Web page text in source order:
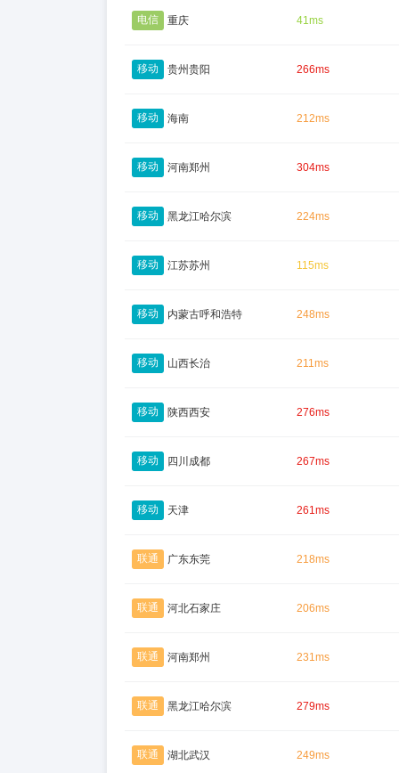
电信 重庆 41ms
移动 贵州贵阳 266ms
移动 海南 212ms
移动 河南郑州 304ms
移动 黑龙江哈尔滨 224ms
移动 江苏苏州 115ms
移动 内蒙古呼和浩特 248ms
移动 山西长治 211ms
移动 陕西西安 276ms
移动 四川成都 267ms
移动 天津 261ms
联通 广东东莞 218ms
联通 河北石家庄 206ms
联通 河南郑州 231ms
联通 黑龙江哈尔滨 279ms
联通 湖北武汉 249ms